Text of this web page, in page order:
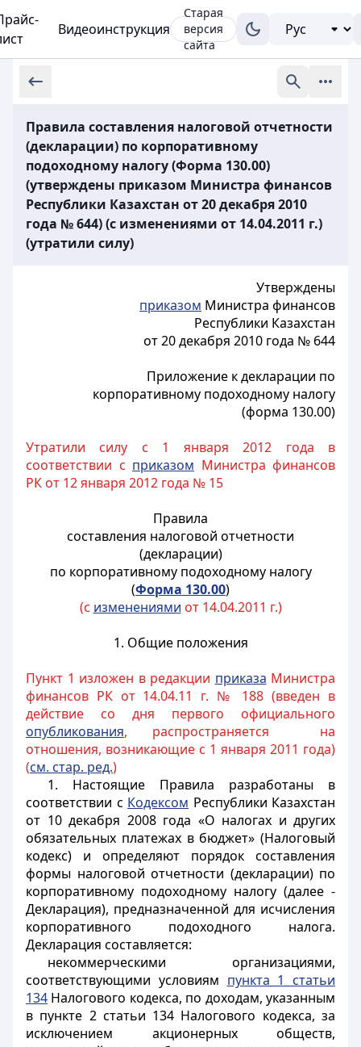
Видеоинструкция
Старая
версия
сайта
Правила составления налоговой отчетности
(декларации) по корпоративному
подоходному налогу (Форма 130.00)
(утверждены приказом Министра финансов
Республики Казахстан от 20 декабря 2010
года № 644) (с изменениями от 14.04.2011 г.)
(утратили силу)
Утверждены
приказом Министра финансов
Республики Казахстан
от 20 декабря 2010 года № 644
Приложение к декларации по
корпоративному подоходному налогу
(форма 130.00)
Утратили силу с 1 января 2012 года в
соответствии с приказом Министра финансов
РК от 12 января 2012 года № 15
Правила
составления налоговой отчетности
(декларации)
по корпоративному подоходному налогу
(Форма 130.00)
(с изменениями от 14.04.2011 г.)
1. Общие положения
Пункт 1 изложен в редакции приказа Министра
финансов РК от 14.04.11 г. № 188 (введен в
действие со дня первого официального
опубликования, распространяется на
отношения, возникающие с 1 января 2011 года)
(см. стар. ред.)
1. Настоящие Правила разработаны в
соответствии с Кодексом Республики Казахстан
от 10 декабря 2008 года «О налогах и других
обязательных платежах в бюджет» (Налоговый
кодекс) и определяют порядок составления
формы налоговой отчетности (декларации) по
корпоративному подоходному налогу (далее -
Декларация), предназначенной для исчисления
корпоративного подоходного налога.
Декларация составляется:
некоммерческими организациями,
соответствующими условиям пункта 1 статьи
134 Налогового кодекса, по доходам, указанным
в пункте 2 статьи 134 Налогового кодекса, за
исключением акционерных обществ,